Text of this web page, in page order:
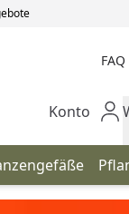
FAQ
Mein Konto
Konto